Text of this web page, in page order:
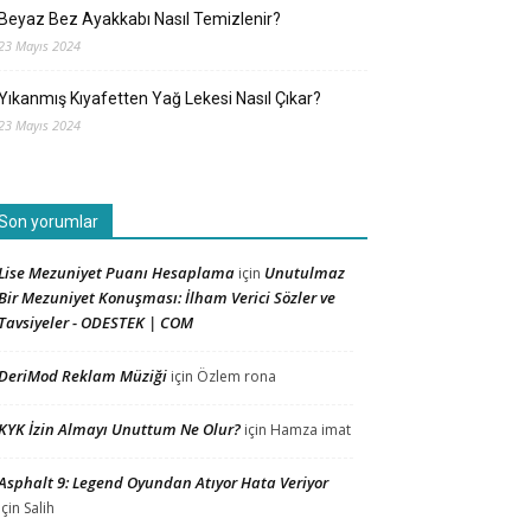
Bez Ayakkabı Nasıl Temizlenir?
Mayıs 2024
Kıyafetten Yağ Lekesi Nasıl Çıkar?
Mayıs 2024
yorumlar
Mezuniyet Puanı Hesaplama için Unutulmaz
Mezuniyet Konuşması: İlham Verici Sözler ve
- ODESTEK | COM
Reklam Müziği için Özlem rona
İzin Almayı Unuttum Ne Olur? için Hamza imat
9: Legend Oyundan Atıyor Hata Veriyor
Salih